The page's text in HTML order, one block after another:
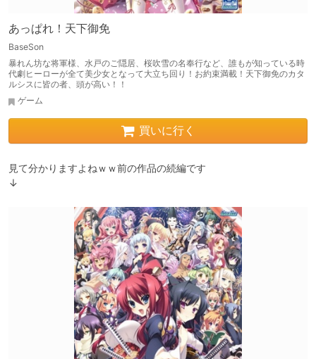
あっぱれ！天下御免
BaseSon
暴れん坊な将軍様、水戸のご隠居、桜吹雪の名奉行など、誰もが知っている時
代劇ヒーローが全て美少女となって大立ち回り！お約束満載！天下御免のカタ
ルシスに皆の者、頭が高い！！
ゲーム
買いに行く
見て分かりますよねｗｗ前の作品の続編です
↓